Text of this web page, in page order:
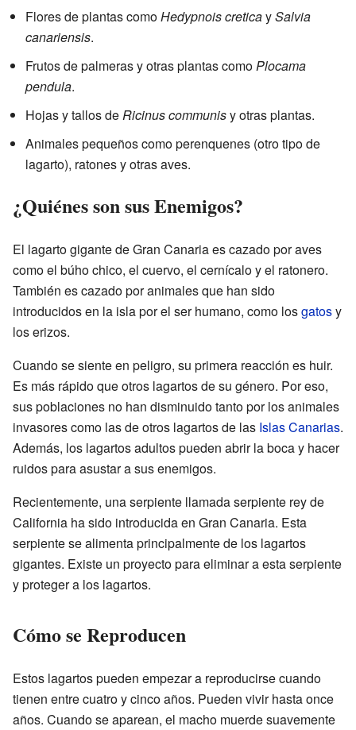
Flores de plantas comoHedypnois creticaySalvia
canariensis.
Frutos de palmeras y otras plantas comoPlocama
pendula.
Hojas y tallos deRicinus communisy otras plantas.
Animales pequeños como perenquenes (otro tipo de
lagarto), ratones y otras aves.
¿Quiénes son sus Enemigos?
El lagarto gigante de Gran Canaria es cazado por aves
como el búho chico, el cuervo, el cernícalo y el ratonero.
También es cazado por animales que han sido
introducidos en la isla por el ser humano, como losgatosy
los erizos.
Cuando se siente en peligro, su primera reacción es huir.
Es más rápido que otros lagartos de su género. Por eso,
sus poblaciones no han disminuido tanto por los animales
invasores como las de otros lagartos de las Islas Canarias.
Además, los lagartos adultos pueden abrir la boca y hacer
ruidos para asustar a sus enemigos.
Recientemente, una serpiente llamada serpiente rey de
California ha sido introducida en Gran Canaria. Esta
serpiente se alimenta principalmente de los lagartos
gigantes. Existe un proyecto para eliminar a esta serpiente
y proteger a los lagartos.
Cómo se Reproducen
Estos lagartos pueden empezar a reproducirse cuando
tienen entre cuatro y cinco años. Pueden vivir hasta once
años. Cuando se aparean, el macho muerde suavemente